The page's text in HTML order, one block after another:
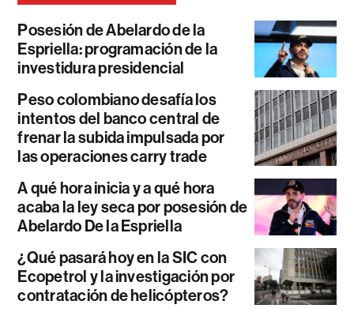
Posesión de Abelardo de la
Espriella: programación de la
investidura presidencial
Peso colombiano desafía los
intentos del banco central de
frenar la subida impulsada por
las operaciones carry trade
A qué hora inicia y a qué hora
acaba la ley seca por posesión de
Abelardo De la Espriella
¿Qué pasará hoy en la SIC con
Ecopetrol y la investigación por
contratación de helicópteros?